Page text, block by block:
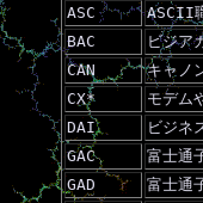
ASC
ASCII
BAC
ビジア
CAN
キャノ
CX*
モデム
DAI
ビジネ
GAC
富士通
GAD
富士通